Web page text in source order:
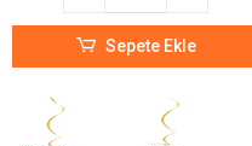
Sepete Ekle